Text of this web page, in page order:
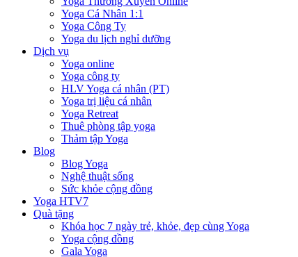
Yoga Cá Nhân 1:1
Yoga Công Ty
Yoga du lịch nghỉ dưỡng
Dịch vụ
Yoga online
Yoga công ty
HLV Yoga cá nhân (PT)
Yoga trị liệu cá nhân
Yoga Retreat
Thuê phòng tập yoga
Thảm tập Yoga
Blog
Blog Yoga
Nghệ thuật sống
Sức khỏe cộng đồng
Yoga HTV7
Quà tặng
Khóa học 7 ngày trẻ, khỏe, đẹp cùng Yoga
Yoga cộng đồng
Gala Yoga